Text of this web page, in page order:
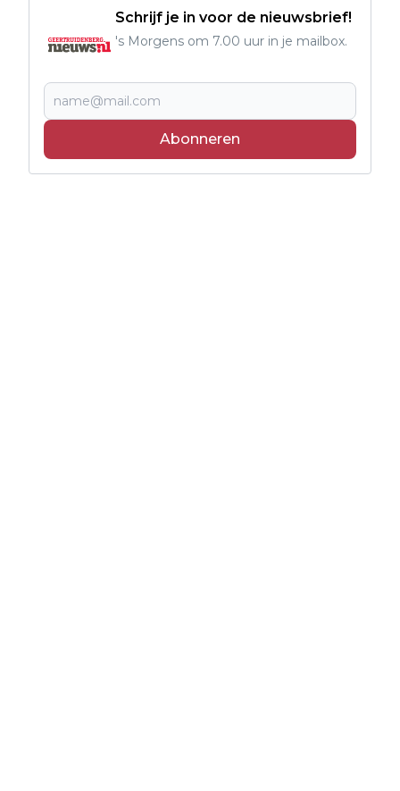
Schrijf je in voor de nieuwsbrief!
's Morgens om 7.00 uur in je mailbox.
Abonneren